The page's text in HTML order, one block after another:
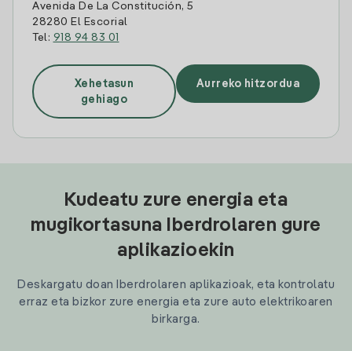
Avenida De La Constitución, 5
28280 El Escorial
Tel: 918 94 83 01
Xehetasun
gehiago
Aurreko hitzordua
Kudeatu zure energia eta
mugikortasuna Iberdrolaren gure
aplikazioekin
Deskargatu doan Iberdrolaren aplikazioak, eta kontrolatu
erraz eta bizkor zure energia eta zure auto elektrikoaren
birkarga.